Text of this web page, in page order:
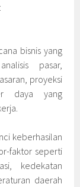
bisnis yang
pasar,
proyeksi
daya yang
keberhasilan
faktor seperti
kedekatan
daerah